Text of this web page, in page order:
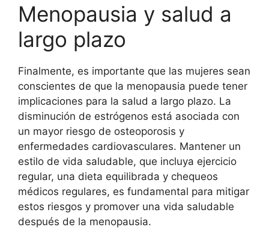
Menopausia y salud a
largo plazo
Finalmente, es importante que las mujeres sean
conscientes de que la menopausia puede tener
implicaciones para la salud a largo plazo. La
disminución de estrógenos está asociada con
un mayor riesgo de osteoporosis y
enfermedades cardiovasculares. Mantener un
estilo de vida saludable, que incluya ejercicio
regular, una dieta equilibrada y chequeos
médicos regulares, es fundamental para mitigar
estos riesgos y promover una vida saludable
después de la menopausia.